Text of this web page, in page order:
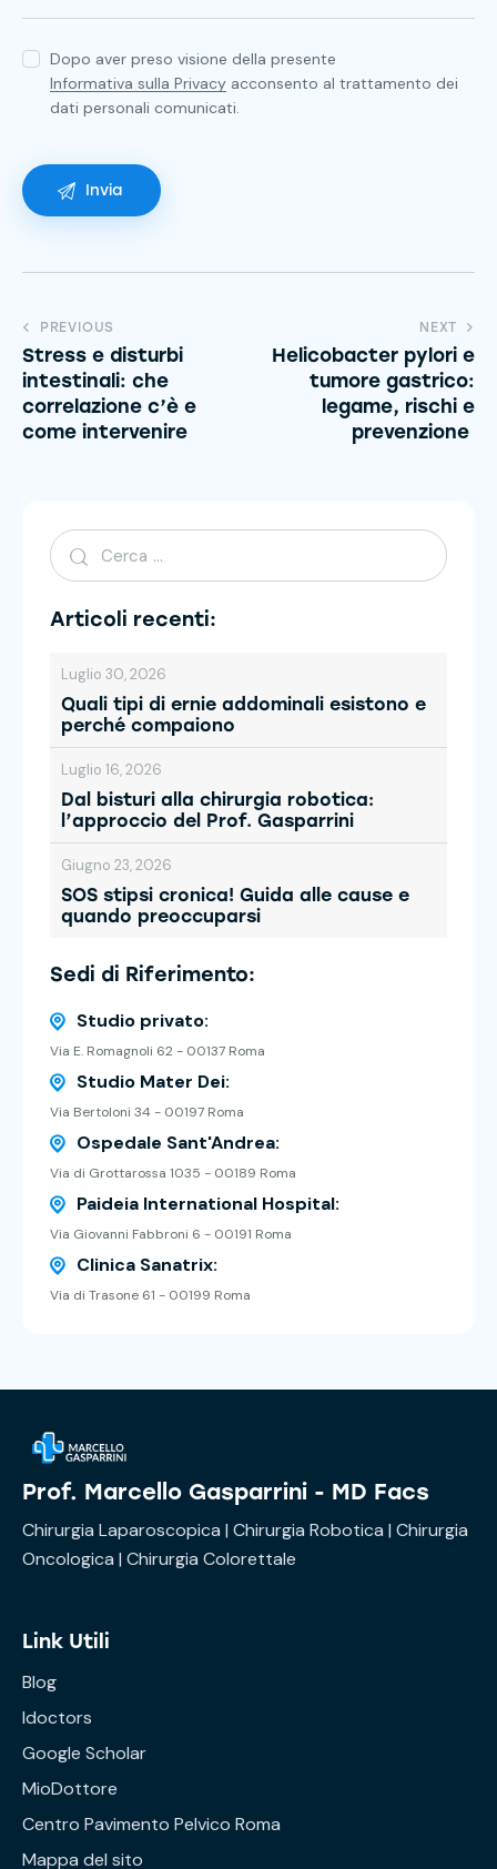
Dopo aver preso visione della presente
Informativa sulla Privacy acconsento al trattamento dei
dati personali comunicati.
PREVIOUS
Stress e disturbi
intestinali: che
correlazione c’è e
come intervenire
NEXT
Helicobacter pylori e
tumore gastrico:
legame, rischi e
prevenzione
Articoli recenti:
Luglio 30, 2026
Quali tipi di ernie addominali esistono e
perché compaiono
Luglio 16, 2026
Dal bisturi alla chirurgia robotica:
l’approccio del Prof. Gasparrini
Giugno 23, 2026
SOS stipsi cronica! Guida alle cause e
quando preoccuparsi
Sedi di Riferimento:
Studio privato:
Via E. Romagnoli 62 - 00137 Roma
Studio Mater Dei:
Via Bertoloni 34 - 00197 Roma
Ospedale Sant'Andrea:
Via di Grottarossa 1035 - 00189 Roma
Paideia International Hospital:
Via Giovanni Fabbroni 6 - 00191 Roma
Clinica Sanatrix:
Via di Trasone 61 - 00199 Roma
Prof. Marcello Gasparrini - MD Facs
Chirurgia Laparoscopica | Chirurgia Robotica | Chirurgia
Oncologica | Chirurgia Colorettale
Link Utili
Blog
Idoctors
Google Scholar
MioDottore
Centro Pavimento Pelvico Roma
Mappa del sito